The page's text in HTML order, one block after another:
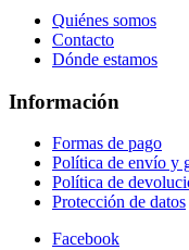
Quiénes somos
Contacto
Dónde estamos
Información
Formas de pago
Política de envío y
Política de
Protección de datos
Facebook